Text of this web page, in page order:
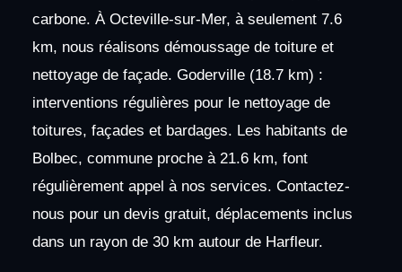
carbone. À Octeville-sur-Mer, à seulement 7.6
km, nous réalisons démoussage de toiture et
nettoyage de façade. Goderville (18.7 km) :
interventions régulières pour le nettoyage de
toitures, façades et bardages. Les habitants de
Bolbec, commune proche à 21.6 km, font
régulièrement appel à nos services. Contactez-
nous pour un devis gratuit, déplacements inclus
dans un rayon de 30 km autour de Harfleur.